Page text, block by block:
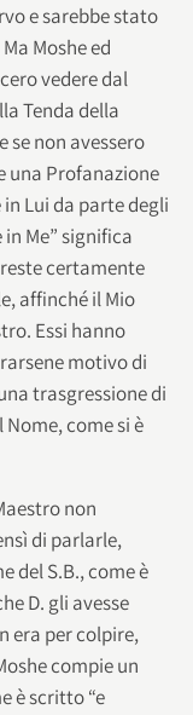
e sarebbe stato
Moshe ed
vedere dal
Tenda della
se non avessero
una Profanazione
Lui da parte degli
Me” significa
certamente
affinché il Mio
Essi hanno
motivo di
trasgressione di
come si è
non
di parlarle,
del S.B., come è
D. gli avesse
era per colpire,
compie un
è scritto “e